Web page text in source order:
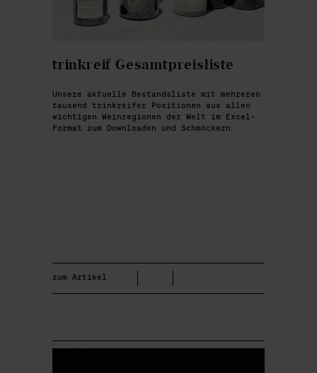
trinkreif Gesamtpreisliste
Unsere aktuelle Bestandsliste mit mehreren
tausend trinkreifer Positionen aus allen
wichtigen Weinregionen der Welt im Excel-
Format zum Downloaden und Schmöckern.
zum Artikel